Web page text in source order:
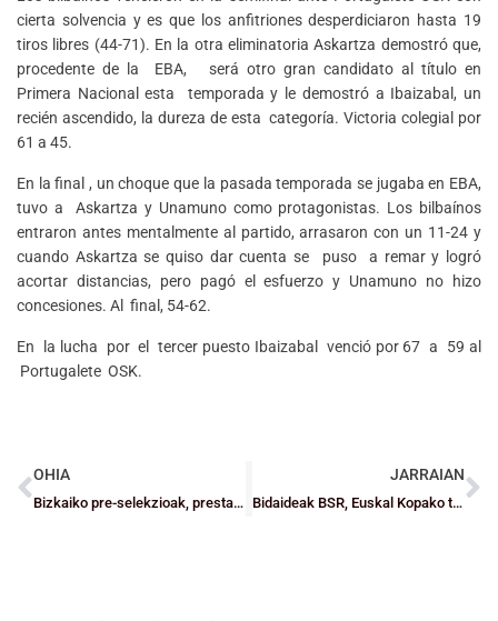
cierta solvencia y es que los anfitriones desperdiciaron hasta 19
tiros libres (44-71). En la otra eliminatoria Askartza demostró que,
procedente de la EBA, será otro gran candidato al título en
Primera Nacional esta temporada y le demostró a Ibaizabal, un
recién ascendido, la dureza de esta categoría. Victoria colegial por
61 a 45.
En la final , un choque que la pasada temporada se jugaba en EBA,
tuvo a Askartza y Unamuno como protagonistas. Los bilbaínos
entraron antes mentalmente al partido, arrasaron con un 11-24 y
cuando Askartza se quiso dar cuenta se puso a remar y logró
acortar distancias, pero pagó el esfuerzo y Unamuno no hizo
concesiones. Al final, 54-62.
En la lucha por el tercer puesto Ibaizabal venció por 67 a 59 al
Portugalete OSK.
OHIA
Bizkaiko pre-selekzioak, prestakuntza fasean
JARRAIAN
Bidaideak BSR, Euskal Kopako txapeldun